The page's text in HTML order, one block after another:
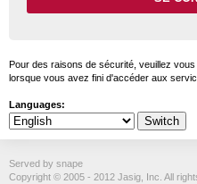
Pour des raisons de sécurité, veuillez
lorsque vous avez fini d'accéder aux
Languages:
Served by snape
Copyright © 2005 - 2012 Jasig, Inc. All